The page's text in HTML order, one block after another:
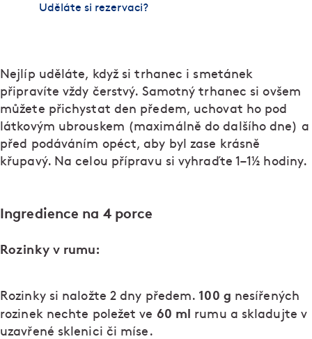
Uděláte si rezervaci?
Nejlíp uděláte, když si trhanec i smetánek
připravíte vždy čerstvý. Samotný trhanec si ovšem
můžete přichystat den předem, uchovat ho pod
látkovým ubrouskem (maximálně do dalšího dne) a
před podáváním opéct, aby byl zase krásně
křupavý. Na celou přípravu si vyhraďte 1–1½ hodiny.
Ingredience na 4 porce
Rozinky v rumu:
Rozinky si naložte 2 dny předem. 100 g nesířených
rozinek nechte poležet ve 60 ml rumu a skladujte v
uzavřené sklenici či míse.